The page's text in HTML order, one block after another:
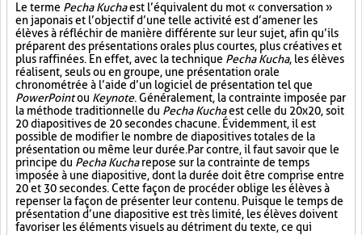
Le terme Pecha Kuchaest l’équivalent du mot « conversation »
en japonais et l’objectif d’une telle activité est d’amener les
élèves à réfléchir de manière différente sur leur sujet, afin qu’ils
préparent des présentations orales plus courtes, plus créatives et
plus raffinées. En effet, avec la technique Pecha Kucha, les élèves
réalisent, seuls ou en groupe, une présentation orale
chronométrée à l’aide d’un logiciel de présentation tel que
PowerPointou Keynote. Généralement, la contrainte imposée par
la méthode traditionnelle du Pecha Kuchaest celle du 20x20, soit
20 diapositives de 20 secondes chacune. Évidemment, il est
possible de modifier le nombre de diapositives totales de la
présentation ou même leur durée. Par contre, il faut savoir que le
principe du Pecha Kucharepose sur la contrainte de temps
imposée à une diapositive, dont la durée doit être comprise entre
20 et 30 secondes. Cette façon de procéder oblige les élèves à
repenser la façon de présenter leur contenu. Puisque le temps de
présentation d’une diapositive est très limité, les élèves doivent
favoriser les éléments visuels au détriment du texte, ce qui